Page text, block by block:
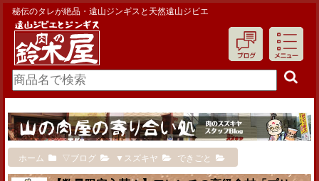
秘伝のタレが絶品・遠山ジンギスと天然遠山ジビエ
ホーム ▽ブログ ▼スズキヤ できごと